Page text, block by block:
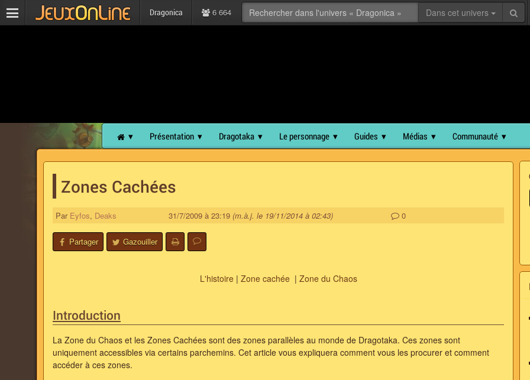
Dragonica 6 664 Dans cet univers
Présentation Dragotaka Le personnage Guides Médias Communauté
Zones Cachées
Par Eyfos, Deaks 31/7/2009 à 23:19 (m.à.j. le 19/11/2014 à 02:43) 0
Partager Gazouiller
L'histoire| Zone cachée| Zone du Chaos
Introduction
La Zone du Chaos et les Zones Cachées sont des zones parallèles au monde de Dragotaka. Ces zones sont
uniquement accessibles via certains parchemins. Cet article vous expliquera comment vous les procurer et comment
accéder à ces zones.